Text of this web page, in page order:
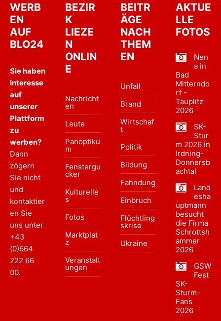
WERB
EN
AUF
BLO24
Sie haben
Interesse
auf
unserer
Plattform
zu
werben?
Dann
zögern
Sie nicht
und
kontaktier
en Sie
uns unter
+43
(0)664
222 66
00.
BEZIR
K
LIEZE
N
ONLIN
E
Nachricht
en
Leute
Panoptiku
m
Fenstergu
cker
Kulturelle
s
Fotos
Marktplat
z
Veranstalt
ungen
BEITR
ÄGE
NACH
THEM
EN
Unfall
Brand
Wirtschaf
t
Politik
Bildung
Fahndung
Einbruch
Flüchtling
skrise
Ukraine
AKTUE
LLE
FOTOS
Nen
a in
Bad
Mitterndo
rf -
Tauplitz
2026
SK-
Stur
m 2026 in
Irdning-
Donnersb
achtal
Land
esha
uptmann
besucht
die Firma
Schrottsh
ammer
2026
GSW
Fest
SK-
Sturm-
Fans
2026